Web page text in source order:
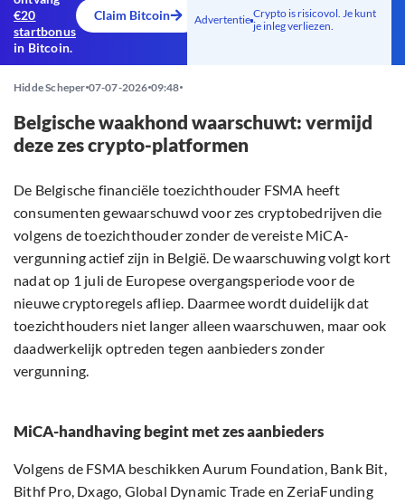
€20
startbonus
in Bitcoin.
Claim Bitcoin Advertentie Crypto is risicovol. Je kunt
je inleg verliezen.
Hidde Scheper 07-07-2026 09:48
Belgische waakhond waarschuwt: vermijd
deze zes crypto-platformen
De Belgische financiële toezichthouder FSMA heeft
consumenten gewaarschuwd voor zes cryptobedrijven die
volgens de toezichthouder zonder de vereiste MiCA-
vergunning actief zijn in België. De waarschuwing volgt kort
nadat op 1 juli de Europese overgangsperiode voor de
nieuwe cryptoregels afliep. Daarmee wordt duidelijk dat
toezichthouders niet langer alleen waarschuwen, maar ook
daadwerkelijk optreden tegen aanbieders zonder
vergunning.
MiCA-handhaving begint met zes aanbieders
Volgens de FSMA beschikken Aurum Foundation, Bank Bit,
Bithf Pro, Dxago, Global Dynamic Trade en ZeriaFunding